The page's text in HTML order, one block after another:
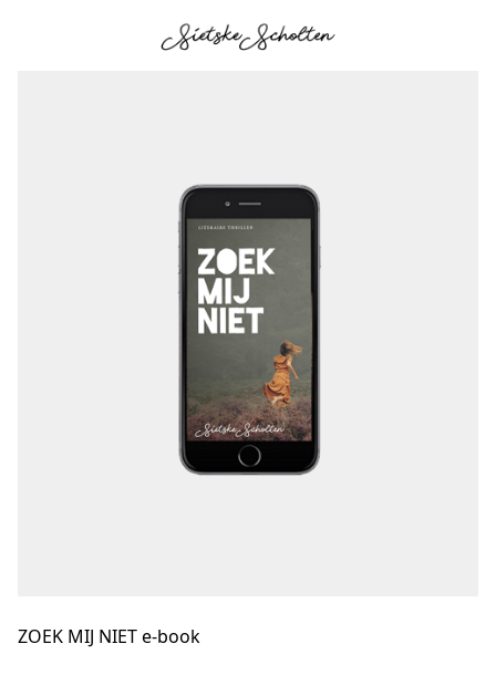
ZOEK MIJ NIET e-book